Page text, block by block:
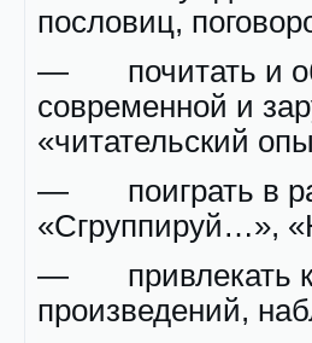
пословиц,
— почитать и
современной и
«читательский
— поиграть в
«Сгруппируй…»,
— привлекать к
произведений,